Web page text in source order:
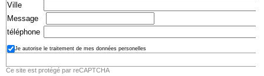
Ville
Message
téléphone
Je autorise le traitement de mes données personelles
Ce site est protégé par reCAPTCHA